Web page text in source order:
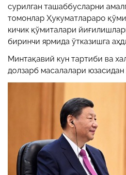
сурилган ташаббусларни
томонлар Ҳукуматлараро
кичик қўмиталари
биринчи ярмида ўтказишга
Минтақавий кун тартиби ва
долзарб масалалари